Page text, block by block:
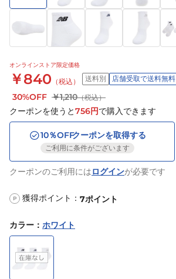
オンラインストア限定価格
￥840 （税込） 送料別 店舗受取で送料無料
30%OFF ￥1,210（税込）
クーポンを使うと756円で購入できます
10％OFFクーポンを取得する
ご利用に条件がございます
クーポンのご利用にはログインが必要です
P 獲得ポイント： 7ポイント
カラー ： ホワイト